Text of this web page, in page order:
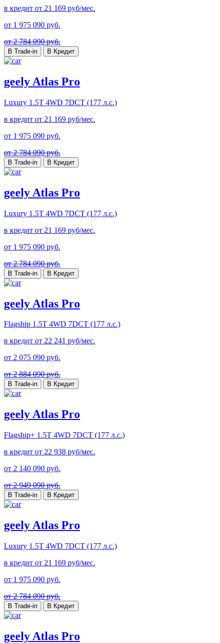
в кредит от 21 169 руб/мес.
от 1 975 090 руб.
от 2 784 090 руб.
В Trade-in В Кредит
geely Atlas Pro
Luxury 1.5T 4WD 7DCT (177 л.с.)
в кредит от 21 169 руб/мес.
от 1 975 090 руб.
от 2 784 090 руб.
В Trade-in В Кредит
geely Atlas Pro
Luxury 1.5T 4WD 7DCT (177 л.с.)
в кредит от 21 169 руб/мес.
от 1 975 090 руб.
от 2 784 090 руб.
В Trade-in В Кредит
geely Atlas Pro
Flagship 1.5T 4WD 7DCT (177 л.с.)
в кредит от 22 241 руб/мес.
от 2 075 090 руб.
от 2 884 090 руб.
В Trade-in В Кредит
geely Atlas Pro
Flagship+ 1.5T 4WD 7DCT (177 л.с.)
в кредит от 22 938 руб/мес.
от 2 140 090 руб.
от 2 949 090 руб.
В Trade-in В Кредит
geely Atlas Pro
Luxury 1.5T 4WD 7DCT (177 л.с.)
в кредит от 21 169 руб/мес.
от 1 975 090 руб.
от 2 784 090 руб.
В Trade-in В Кредит
geely Atlas Pro